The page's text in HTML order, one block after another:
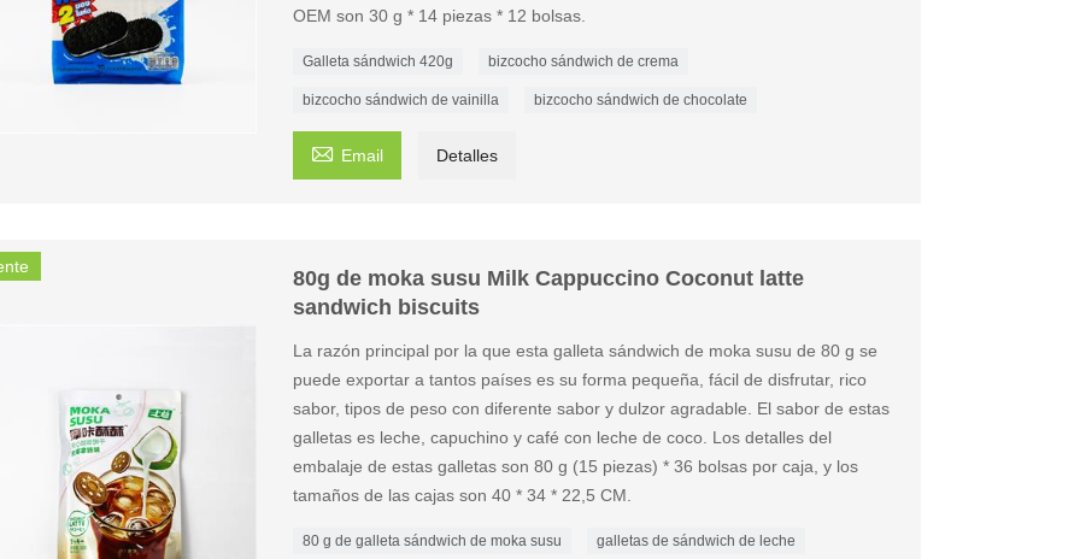
OEM son 30 g * 14 piezas * 12 bolsas.
Galleta sándwich 420g bizcocho sándwich de crema
bizcocho sándwich de vainilla bizcocho sándwich de chocolate
 Email Detalles
80g de moka susu Milk Cappuccino Coconut latte
sandwich biscuits
La razón principal por la que esta galleta sándwich de moka susu de 80 g se
puede exportar a tantos países es su forma pequeña, fácil de disfrutar, rico
sabor, tipos de peso con diferente sabor y dulzor agradable. El sabor de estas
galletas es leche, capuchino y café con leche de coco. Los detalles del
embalaje de estas galletas son 80 g (15 piezas) * 36 bolsas por caja, y los
tamaños de las cajas son 40 * 34 * 22,5 CM.
80 g de galleta sándwich de moka susu galletas de sándwich de leche